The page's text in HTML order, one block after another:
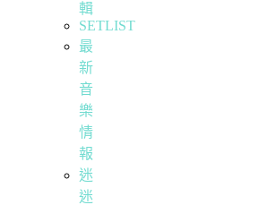
輯
SETLIST
最
新
音
樂
情
報
迷
迷